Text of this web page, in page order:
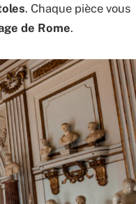
. Chaque pièce vous
de Rome.